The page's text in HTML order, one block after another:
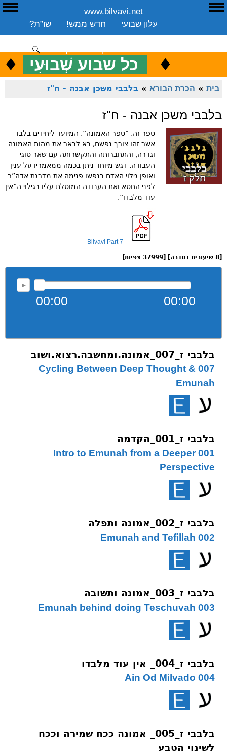
www.bilvavi.net
שו”ת?
חדש ממש!
עלון שבועי
שיעורים שבועי
ספרים
ארכיון
סקירה כללית
ENGLISH ♦ כל שבוע שְׁבוּעִי ♦
בית » הכרת הבורא » בלבבי משכן אבנה - ח"ז
בלבבי משכן אבנה - ח"ז
ספר זה, “ספר האמונה”, המיועד ליחידים בלבד
אשר זהו צורך נפשם, בא לבאר את מהות האמונה
וגדרה, והתחברותה והתקשרותה עם שאר סוגי
העבודה. דגש מיוחד ניתן בכמה ממאמריו על ענין
ואופן גילוי האדם בנפשו פנימה את מדרגת אדה”ר
לפני החטא ואת העבודה המוטלת עליו בגילוי ה”אין
עוד מלבדו”.
Bilvavi Part 7
00:00 00:00
בלבבי ז_007_אמונה.ומחשבה.רצוא.ושוב
007 Cycling Between Deep Thought &
Emunah
בלבבי ז_001_הקדמה
001 Intro to Emunah from a Deeper
Perspective
בלבבי ז_002_אמונה ותפלה
002 Emunah and Tefillah
בלבבי ז_003_אמונה ותשובה
003 Emunah behind doing Teschuvah
בלבבי ז_004_ אין עוד מלבדו
004 Ain Od Milvado
בלבבי ז_005_ אמונה ככח שמירה וככח
לשינוי הטבע